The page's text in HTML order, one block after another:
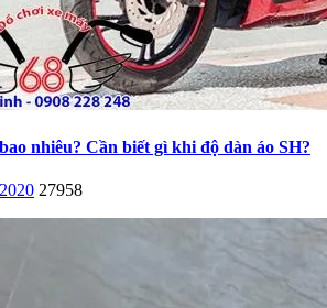
nhiêu? Cần biết gì khi độ dàn áo SH?
27958